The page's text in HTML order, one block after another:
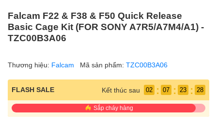
Falcam F22 & F38 & F50 Quick Release
Basic Cage Kit (FOR SONY A7R5/A7M4/A1) -
TZC00B3A06
Thương hiệu: Falcam Mã sản phẩm: TZC00B3A06
FLASH SALE Kết thúc sau 02 : 07 : 23 : 26
Sắp cháy hàng